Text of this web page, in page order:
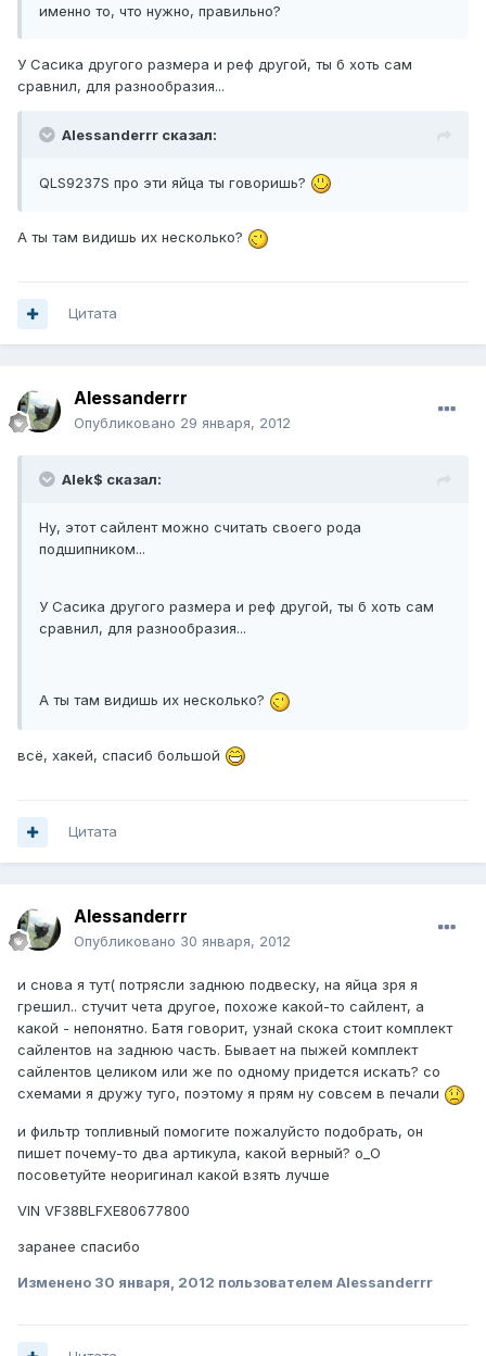
именно то, что нужно, правильно?
У Сасика другого размера и реф другой, ты б хоть сам
сравнил, для разнообразия...
Alessanderrr сказал:
QLS9237S про эти яйца ты говоришь?
А ты там видишь их несколько?
Цитата
Alessanderrr
Опубликовано 29 января, 2012
Alek$ сказал:
Ну, этот сайлент можно считать своего рода
подшипником...
У Сасика другого размера и реф другой, ты б хоть сам
сравнил, для разнообразия...
А ты там видишь их несколько?
всё, хакей, спасиб большой
Цитата
Alessanderrr
Опубликовано 30 января, 2012
и снова я тут( потрясли заднюю подвеску, на яйца зря я
грешил.. стучит чета другое, похоже какой-то сайлент, а
какой - непонятно. Батя говорит, узнай скока стоит комплект
сайлентов на заднюю часть. Бывает на пыжей комплект
сайлентов целиком или же по одному придется искать? со
схемами я дружу туго, поэтому я прям ну совсем в печали
и фильтр топливный помогите пожалуйсто подобрать, он
пишет почему-то два артикула, какой верный? о_О
посоветуйте неоригинал какой взять лучше
VIN VF38BLFXE80677800
заранее спасибо
Изменено 30 января, 2012 пользователем Alessanderrr